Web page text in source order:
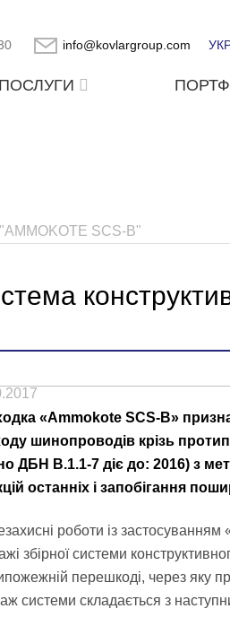
info@kovlargroup.com
ПОСЛУГИ
"AMMOKOTE SCS-В"
«Ammokote SCS-В»
шинопроводів крізь
ДБН В.1.1-7 діє до: 2016) з
останніх і запобігання
роботи із
збірної системи
перешкоді, через яку
системи складається з